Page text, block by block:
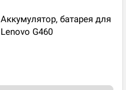
Аккумулятор, батарея для
Lenovo G460